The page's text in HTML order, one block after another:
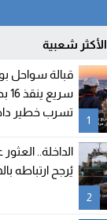
الأكثر شعبية
1
قبالة سواحل
تسرب خطير
2
يُرجح ارتباطه